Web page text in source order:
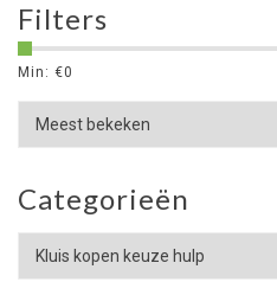
Filters
Min: €0
Categorieën